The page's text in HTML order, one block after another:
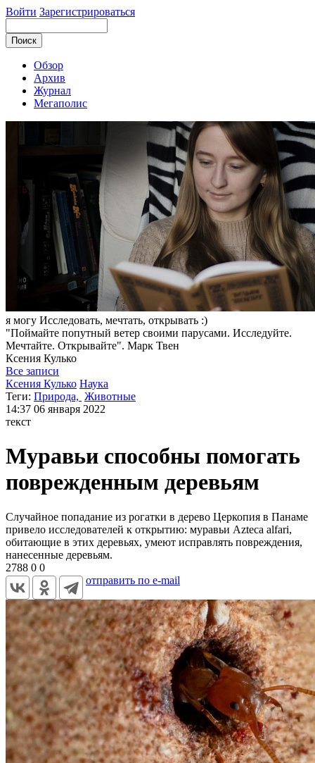
Войти Зарегистрироваться
Обзор
Архив
Журнал
Мегаполис
я могу Исследовать, мечтать, открывать :)
"Поймайте попутный ветер своими парусами. Исследуйте.
Мечтайте. Открывайте". Марк Твен
Ксения Кулько
Все записи
Ксения Кулько Наука
Теги: Природа, Животные
14:37 06 января 2022
текст
Муравьи способны помогать
поврежденным деревьям
Случайное попадание из рогатки в дерево Церкопия в Панаме
привело исследователей к открытию: муравьи Azteca alfari,
обитающие в этих деревьях, умеют исправлять повреждения,
нанесенные деревьям.
2788 0 0
отправить по e-mail